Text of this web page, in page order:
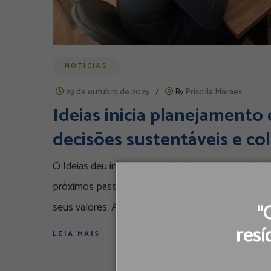
NOTÍCIAS
23 de outubro de 2025 / By Priscilla Moraes
Ideias inicia
decisões sustentáveis e
O Ideias deu início ao seu planejamento
próximos passos da instituição em direção a um
seus valores. A consultoria é conduzida por
LEIA MAIS